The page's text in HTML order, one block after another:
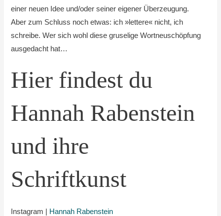
einer neuen Idee und/oder seiner eigener Überzeugung.
Aber zum Schluss noch etwas: ich »lettere« nicht, ich
schreibe. Wer sich wohl diese gruselige Wortneuschöpfung
ausgedacht hat…
Hier findest du
Hannah Rabenstein
und ihre
Schriftkunst
Instagram | Hannah Rabenstein